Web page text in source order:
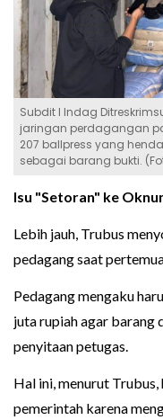
Subdit I Indag
jaringan perdagangan
207 ballpress yang
sebagai barang bukti.
Isu "Setoran" ke
Lebih jauh, Trubus
pedagang saat
Pedagang mengaku
juta rupiah agar barang
penyitaan petugas.
Hal ini, menurut
pemerintah karena